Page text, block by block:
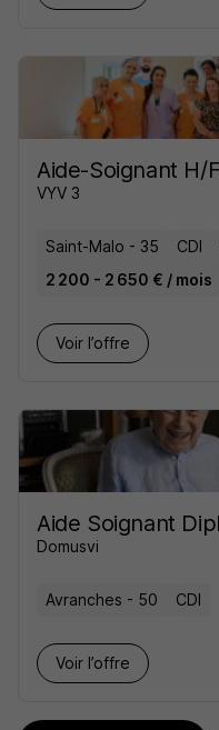
Aide-Soignant H/F
VYV 3
Saint-Malo - 35 CDI
2 200 - 2 650 € / mois
Voir l’offre
Aide Soignant
Domusvi
Avranches - 50 CDI
Voir l’offre